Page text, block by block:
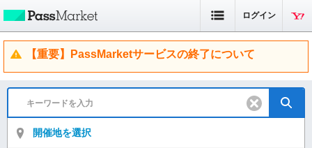
ログイン
【重要】PassMarketサービスの終了について
開催地を選択